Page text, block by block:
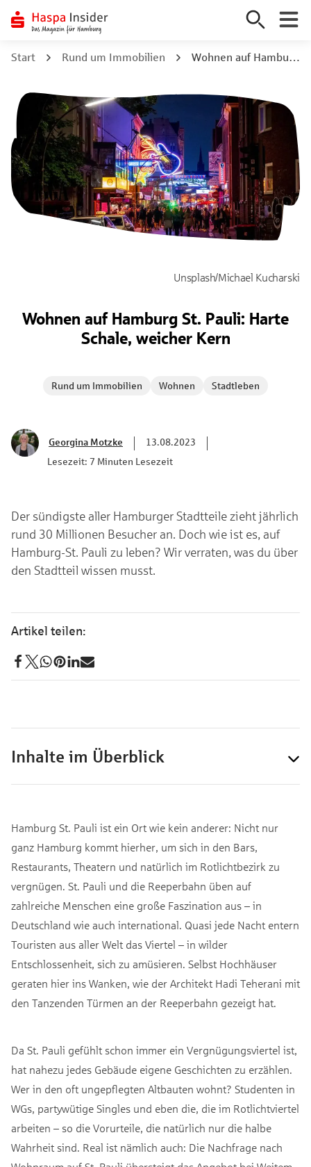
Inhalt
Start Rund um Immobilien Wohnen auf Hamburg St. Pauli: Harte Schale, weicher Kern
Unsplash/Michael Kucharski
Wohnen auf Hamburg St. Pauli: Harte
Schale, weicher Kern
Rund um Immobilien Wohnen Stadtleben
Georgina Motzke
13.08.2023
Lesezeit: 7 Minuten Lesezeit
Der sündigste aller Hamburger Stadtteile zieht jährlich
rund 30 Millionen Besucher an. Doch wie ist es, auf
Hamburg-St. Pauli zu leben? Wir verraten, was du über
den Stadtteil wissen musst.
Inhalte im Überblick
Hamburg St. Pauli ist ein Ort wie kein anderer: Nicht nur
ganz Hamburg kommt hierher, um sich in den Bars,
Restaurants, Theatern und natürlich im Rotlichtbezirk zu
vergnügen. St. Pauli und die Reeperbahn üben auf
zahlreiche Menschen eine große Faszination aus – in
Deutschland wie auch international. Quasi jede Nacht entern
Touristen aus aller Welt das Viertel – in wilder
Entschlossenheit, sich zu amüsieren. Selbst Hochhäuser
geraten hier ins Wanken, wie der Architekt Hadi Teherani mit
den Tanzenden Türmen an der Reeperbahn gezeigt hat.
Da St. Pauli gefühlt schon immer ein Vergnügungsviertel ist,
hat nahezu jedes Gebäude eigene Geschichten zu erzählen.
Wer in den oft ungepflegten Altbauten wohnt? Studenten in
WGs, partywütige Singles und eben die, die im Rotlichtviertel
arbeiten – so die Vorurteile, die natürlich nur die halbe
Wahrheit sind. Real ist nämlich auch: Die Nachfrage nach